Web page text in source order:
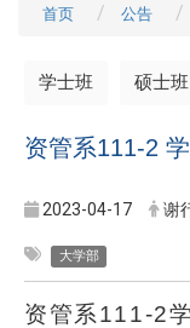
首页 公告
学士班 硕士班
资管系111-2
2023-04-17 谢
大学部
资管系111-2